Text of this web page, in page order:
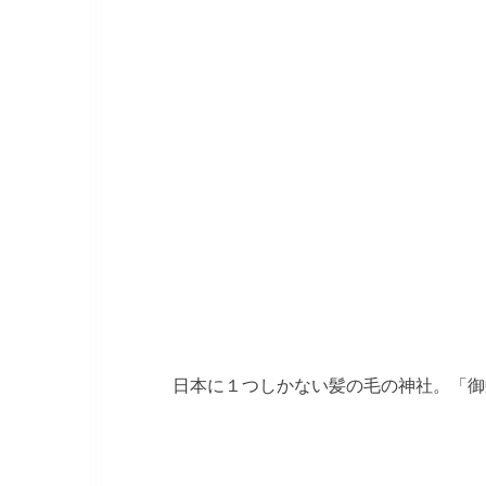
日本に１つしかない髪の毛の神社。「